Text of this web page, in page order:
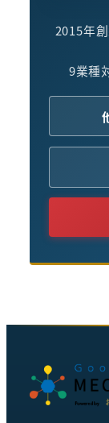
2015年
9業種